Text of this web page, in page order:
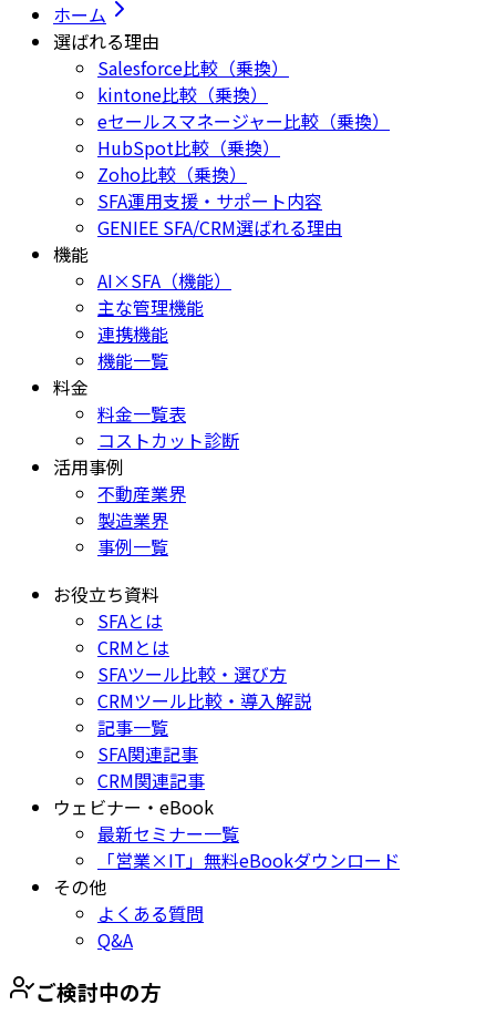
ホーム
選ばれる理由
Salesforce比較（乗換）
kintone比較（乗換）
eセールスマネージャー比較（乗換）
HubSpot比較（乗換）
Zoho比較（乗換）
SFA運用支援・サポート内容
GENIEE SFA/CRM選ばれる理由
機能
AI×SFA（機能）
主な管理機能
連携機能
機能一覧
料金
料金一覧表
コストカット診断
活用事例
不動産業界
製造業界
事例一覧
お役立ち資料
SFAとは
CRMとは
SFAツール比較・選び方
CRMツール比較・導入解説
記事一覧
SFA関連記事
CRM関連記事
ウェビナー・eBook
最新セミナー一覧
「営業×IT」無料eBookダウンロード
その他
よくある質問
Q&A
ご検討中の方